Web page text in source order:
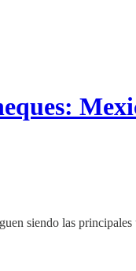
siendo las